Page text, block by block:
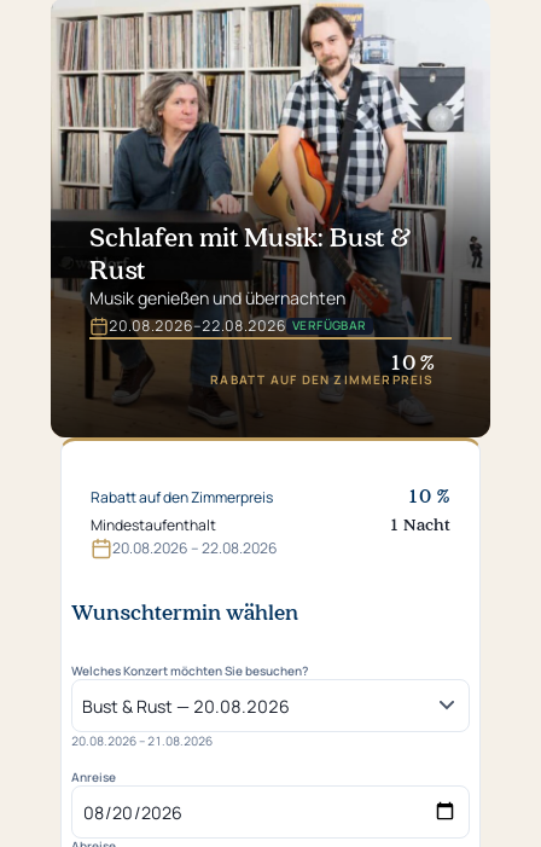
Schlafen mit Musik: Bust &
Rust
Musik genießen und übernachten
20.​08.​2026–22.​08.​2026
Gültig
vom
20.​
08.​
bis
2026
VERFÜGBAR
10 %
RABATT AUF DEN ZIMMERPREIS
Rabatt auf den Zimmerpreis 10 %
Mindestaufenthalt
1 Nacht
20.​08.​2026 – 22.​08.​2026
Wunschtermin wählen
Welches Konzert möchten Sie besuchen?
20.08.2026 – 21.08.2026
Anreise